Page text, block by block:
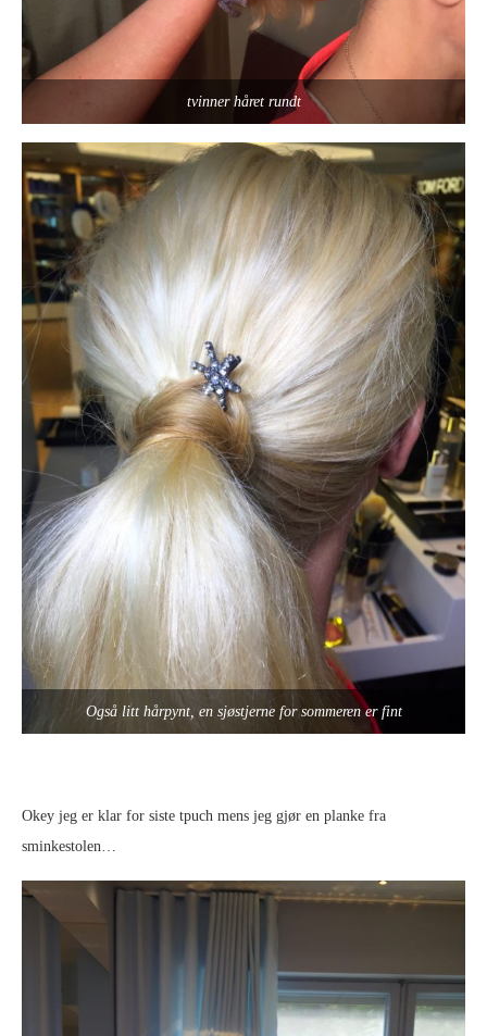
tvinner håret rundt
Også litt hårpynt, en sjøstjerne for sommeren er fint
Okey jeg er klar for siste tpuch mens jeg gjør en planke fra
sminkestolen…